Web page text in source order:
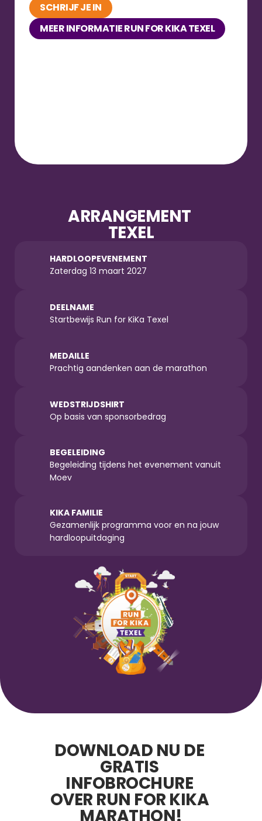
SCHRIJF JE IN
MEER INFORMATIE RUN FOR KIKA TEXEL
ARRANGEMENT
TEXEL
HARDLOOPEVENEMENT
Zaterdag 13 maart 2027
DEELNAME
Startbewijs Run for KiKa Texel
MEDAILLE
Prachtig aandenken aan de marathon
WEDSTRIJDSHIRT
Op basis van sponsorbedrag
BEGELEIDING
Begeleiding tijdens het evenement vanuit
Moev
KIKA FAMILIE
Gezamenlijk programma voor en na jouw
hardloopuitdaging
DOWNLOAD NU DE
GRATIS
INFOBROCHURE
OVER RUN FOR KIKA
MARATHON!